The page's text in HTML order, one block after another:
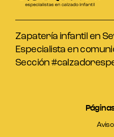
Zapatería infantil en
Especialista en
Sección